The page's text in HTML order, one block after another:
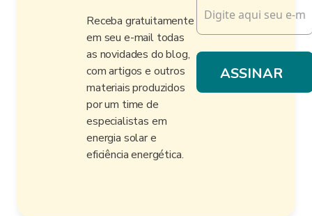
Receba gratuitamente
em seu e-mail todas
as novidades do blog,
com artigos e outros
materiais produzidos
por um time de
especialistas em
energia solar e
eficiência energética.